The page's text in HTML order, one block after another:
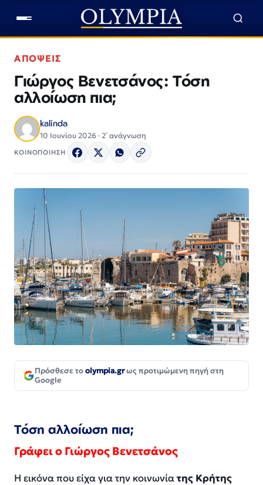
ΑΠΟΨΕΙΣ
Γιώργος Βενετσάνος: Τόση
αλλοίωση πια;
kalinda
10 Ιουνίου 2026 · 2΄ ανάγνωση
ΚΟΙΝΟΠΟΙΗΣΗ
Πρόσθεσε τοolympia.grως προτιμώμενη πηγή στη
Google
Τόση αλλοίωση πια;
Γράφει ο Γιώργος Βενετσάνος
Η εικόνα που είχα για την κοινωνίατης Κρήτης